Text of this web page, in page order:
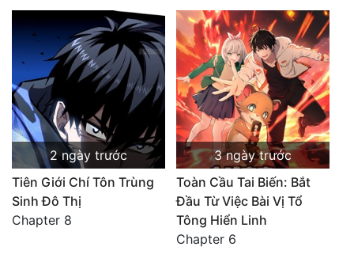
2 ngày trước
Tiên Giới Chí Tôn Trùng
Sinh Đô Thị
Chapter 8
3 ngày trước
Toàn Cầu Tai Biến: Bắt
Đầu Từ Việc Bài Vị Tổ
Tông Hiển Linh
Chapter 6